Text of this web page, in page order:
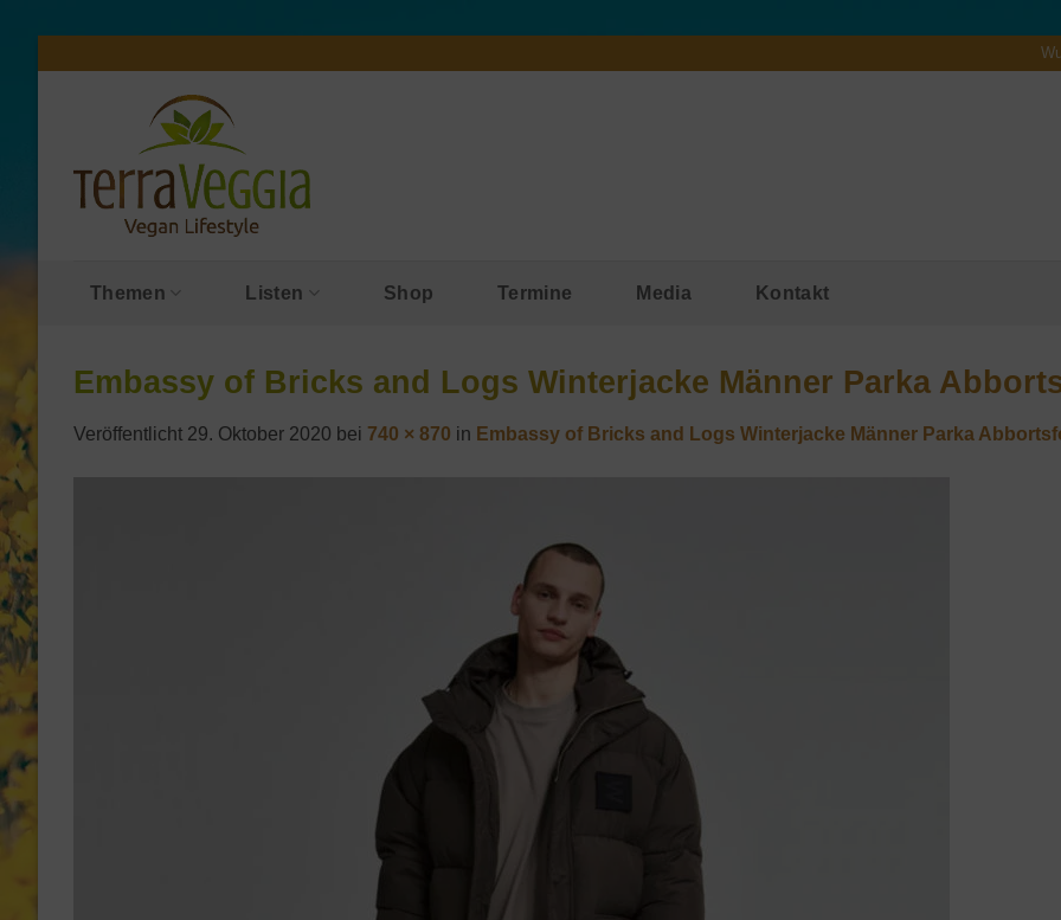
Themen Listen Shop Termine Media Kontakt
Embassy of Bricks and Logs Winterjacke Männer Parka
Veröffentlicht 29. Oktober 2020 bei 740 × 870 in Embassy of Bricks and Logs Winterjacke Männer Parka